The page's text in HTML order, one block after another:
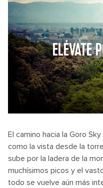
ELÉVATE
El camino hacia la Goro
como la vista desde la
sube por la ladera de la
muchísimos picos y el
todo se vuelve aún más